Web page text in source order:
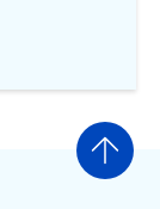
Ir